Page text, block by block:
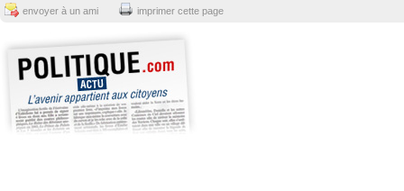
envoyer à un ami imprimer cette page